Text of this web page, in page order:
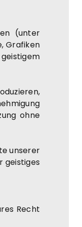
(unter
Grafiken
ohne
unserer
geistiges
Recht